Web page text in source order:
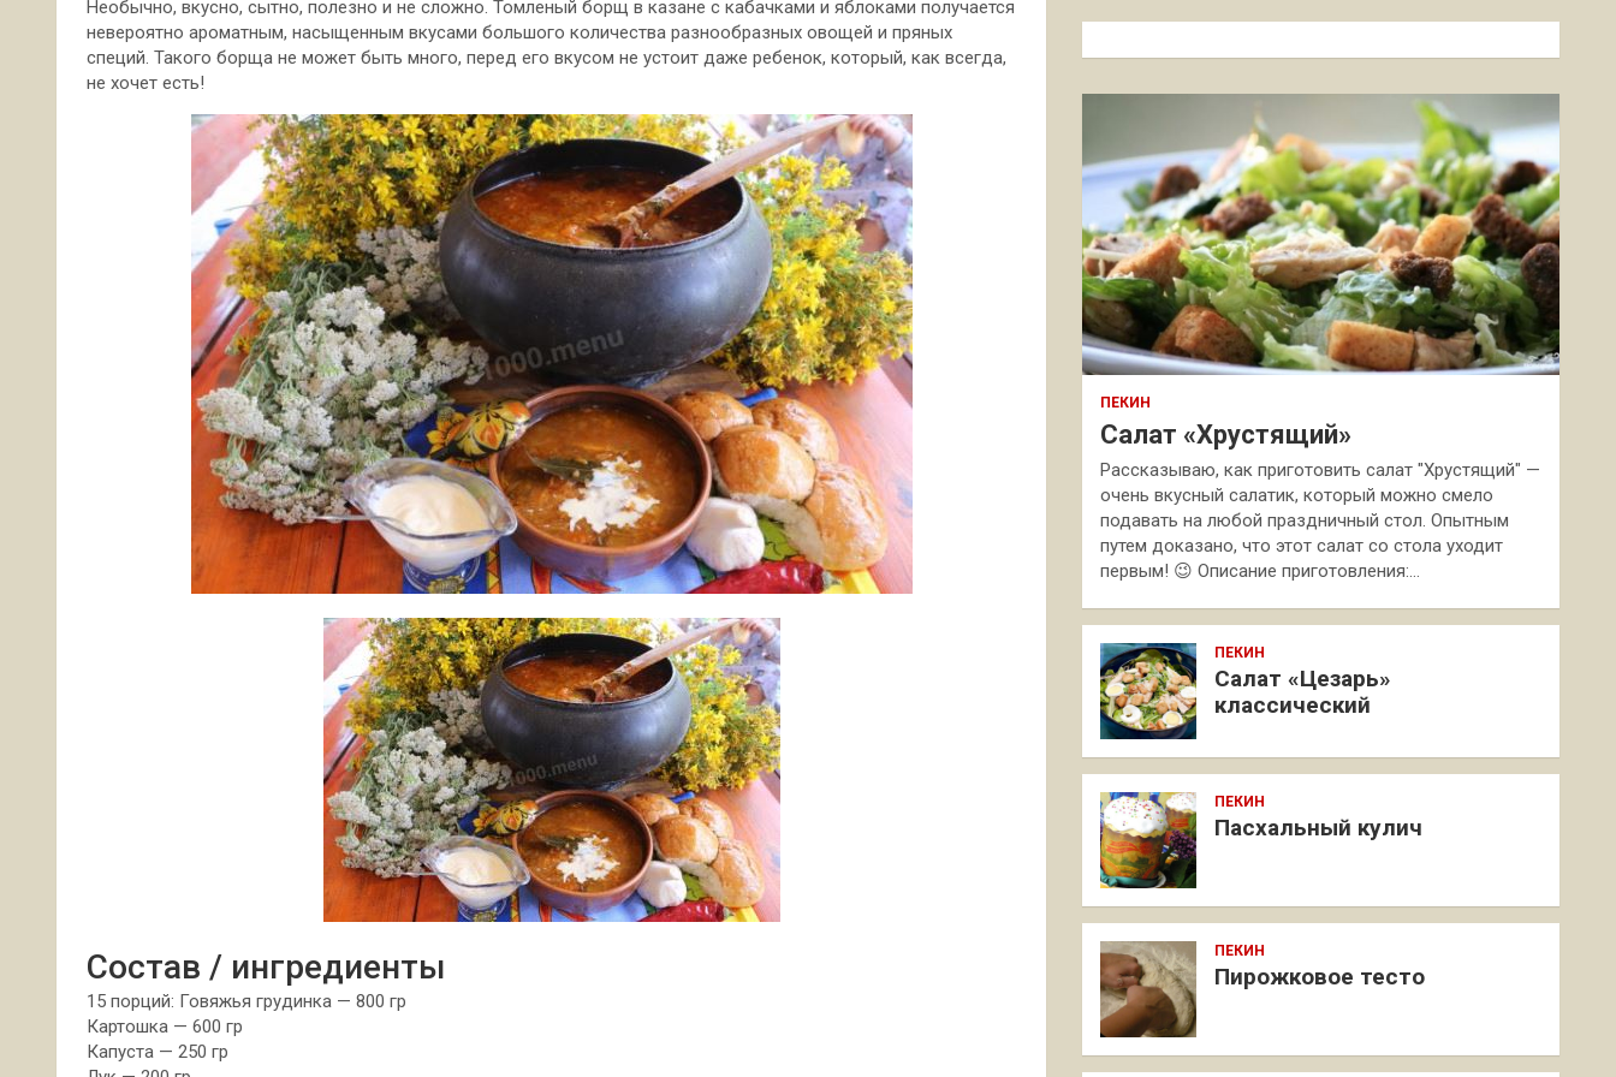
Необычно, вкусно, сытно, полезно и не сложно. Томленый борщ в казане с кабачками и яблоками получается
невероятно ароматным, насыщенным вкусами большого количества разнообразных овощей и пряных
специй. Такого борща не может быть много, перед его вкусом не устоит даже ребенок, который, как всегда,
не хочет есть!
Состав / ингредиенты
15 порций: Говяжья грудинка — 800 гр
Картошка — 600 гр
Капуста — 250 гр
к
ПЕКИН
Салат «Хрустящий»
Рассказываю, как приготовить салат "Хрустящий" —
очень вкусный салатик, который можно смело
подавать на любой праздничный стол. Опытным
путем доказано, что этот салат со стола уходит
первым! 😉 Описание приготовления:…
ПЕКИН
Салат «Цезарь»
классический
ПЕКИН
Пасхальный кулич
ПЕКИН
Пирожковое тесто